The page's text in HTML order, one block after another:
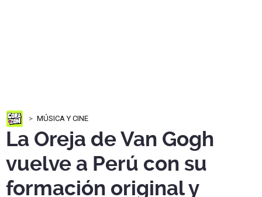
MÚSICA Y CINE
La Oreja de Van Gogh
vuelve a Perú con su
formación original y